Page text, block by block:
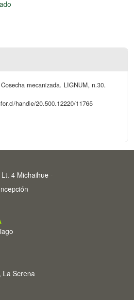
mecanizada. LIGNUM, n.30.
handle/20.500.12220/11765
4 Michaihue -
La Serena